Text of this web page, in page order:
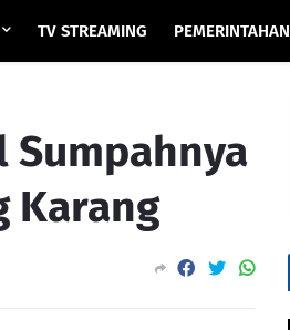
TV STREAMING PEMERINTAHAN
Sumpahnya
Karang